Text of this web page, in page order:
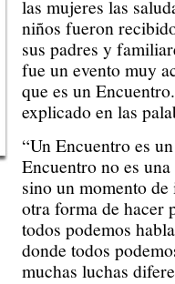
las mujeres las
niños fueron
sus padres y
fue un evento muy
que es un
explicado en las
“Un Encuentro es
Encuentro no es
sino un momento
otra forma de hacer
todos podemos
donde todos
muchas luchas